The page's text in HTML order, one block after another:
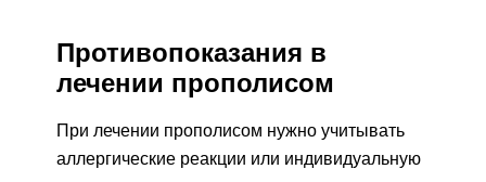
Противопоказания в
лечении прополисом
При лечении прополисом нужно учитывать
аллергические реакции или индивидуальную